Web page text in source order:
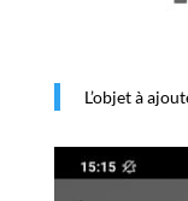
L’objet à